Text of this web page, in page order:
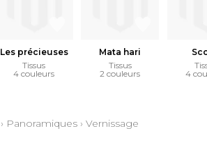
Les précieuses
Tissus
4 couleurs
Mata hari
Tissus
2 couleurs
4
› Panoramiques › Vernissage